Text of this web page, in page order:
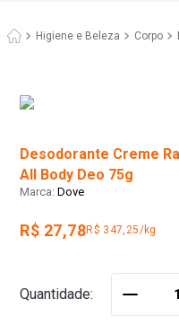
Higiene e Beleza Corpo
Desodorante Creme
All Body Deo 75g
Dove
R$ 27,78R$ 347,25/kg
Quantidade